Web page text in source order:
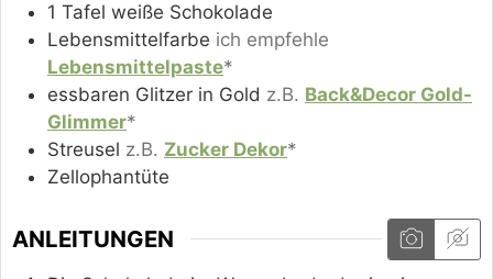
1 Tafel weiße Schokolade
Lebensmittelfarbe ich empfehle
Lebensmittelpaste*
essbaren Glitzer in Gold z.B. Back&Decor Gold-
Glimmer*
Streusel z.B. Zucker Dekor*
Zellophantüte
ANLEITUNGEN